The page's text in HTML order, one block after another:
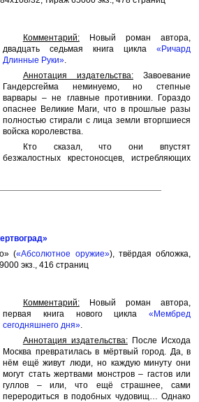
Комментарий:Новый роман автора,
двадцать седьмая книга цикла «Ричард
Длинные Руки».
Аннотация издательства:Завоевание
Гандерсгейма неминуемо, но степные
варвары – не главные противники. Гораздо
опаснее Великие Маги, что в прошлые разы
полностью стирали с лица земли вторгшиеся
войска королевства.
Кто сказал, что они впустят
безжалостных крестоносцев, истребляющих
(«Абсолютное оружие»), твёрдая обложка,
экз., 416 страниц
Комментарий:Новый роман автора,
первая книга нового цикла «Мембред
сегодняшнего дня».
Аннотация издательства:После Исхода
Москва превратилась в мёртвый город. Да, в
нём ещё живут люди, но каждую минуту они
могут стать жертвами монстров – гастов или
гуллов – или, что ещё страшнее, сами
переродиться в подобных чудовищ… Однако